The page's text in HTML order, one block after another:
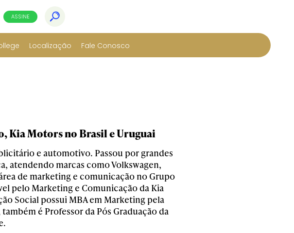
ASSINE
Localização Fale Conosco
Kia Motors no Brasil e Uruguai
e automotivo. Passou por grandes
atendendo marcas como Volkswagen,
de marketing e comunicação no Grupo
pelo Marketing e Comunicação da Kia
Social possui MBA em Marketing pela
é Professor da Pós Graduação da